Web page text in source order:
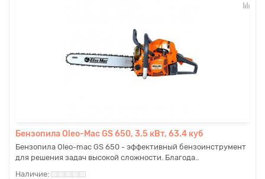
Бензопила Oleo-Mac GS 650, 3.5 кВт, 63.4 куб
Бензопила Oleo-mac GS 650 - эффективный бензоинструмент
для решения задач высокой сложности. Благода..